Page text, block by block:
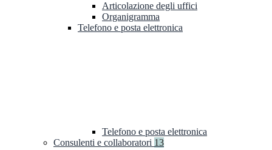
Articolazione degli uffici
Organigramma
Telefono e posta elettronica
Telefono e posta elettronica
Consulenti e collaboratori 13